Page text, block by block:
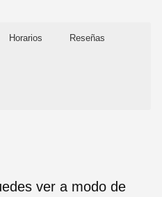
Horarios Reseñas
ver a modo de